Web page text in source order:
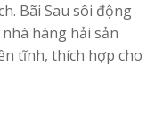
Bãi Sau sôi động
hàng hải sản
tĩnh, thích hợp cho